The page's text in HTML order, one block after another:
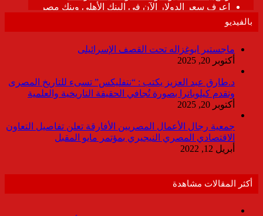
بالفيديو
ماجستير ابوغزاله تحت القصف الإسرائيلى
أكتوبر 20, 2025
د.طارق عبد العزيز يكتب : “نتفليكس” تسىء للتاريخ المصرى
وتقدم كيلوباترا بصورة تُجافي الحقيقة التاريخية والعلمية
أكتوبر 20, 2025
جمعية رجال الأعمال المصريين الأفارقة تعلن تفاصيل التعاون
الاقتصادي المصري النيجيري بمؤتمر مايو المقبل
أبريل 12, 2022
أكثر المقالات مشاهدة